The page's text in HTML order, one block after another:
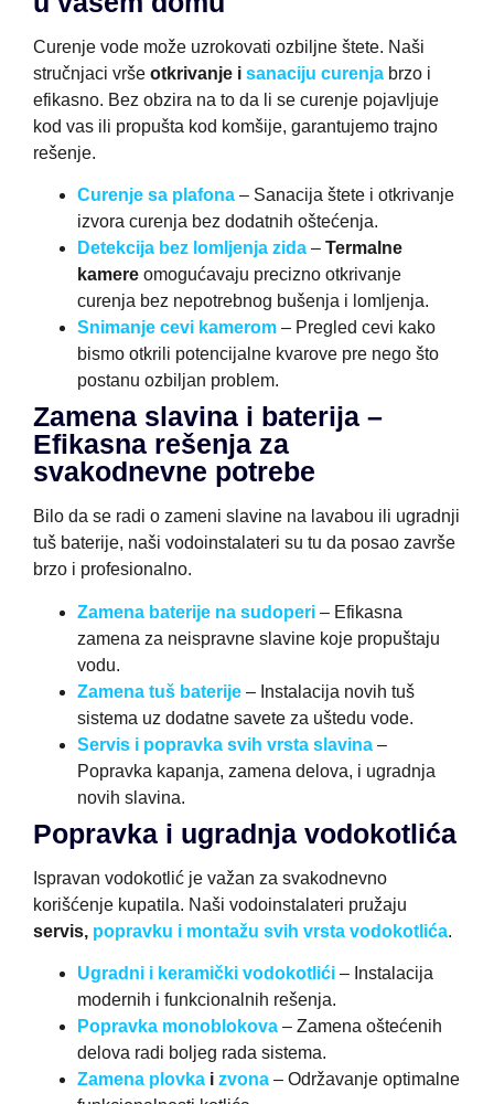
Curenje vode može uzrokovati ozbiljne štete. Naši
stručnjaci vrše otkrivanje i sanaciju curenja brzo i
efikasno. Bez obzira na to da li se curenje pojavljuje
kod vas ili propušta kod komšije, garantujemo trajno
rešenje.
Curenje sa plafona – Sanacija štete i otkrivanje
izvora curenja bez dodatnih oštećenja.
Detekcija bez lomljenja zida – Termalne
kamere omogućavaju precizno otkrivanje
curenja bez nepotrebnog bušenja i lomljenja.
Snimanje cevi kamerom – Pregled cevi kako
bismo otkrili potencijalne kvarove pre nego što
postanu ozbiljan problem.
Zamena slavina i baterija –
Efikasna rešenja za
svakodnevne potrebe
Bilo da se radi o zameni slavine na lavabou ili ugradnji
tuš baterije, naši vodoinstalateri su tu da posao završe
brzo i profesionalno.
Zamena baterije na sudoperi – Efikasna
zamena za neispravne slavine koje propuštaju
vodu.
Zamena tuš baterije – Instalacija novih tuš
sistema uz dodatne savete za uštedu vode.
Servis i popravka svih vrsta slavina –
Popravka kapanja, zamena delova, i ugradnja
novih slavina.
Popravka i ugradnja vodokotlića
Ispravan vodokotlić je važan za svakodnevno
korišćenje kupatila. Naši vodoinstalateri pružaju
servis, popravku i montažu svih vrsta vodokotlića.
Ugradni i keramički vodokotlići – Instalacija
modernih i funkcionalnih rešenja.
Popravka monoblokova – Zamena oštećenih
delova radi boljeg rada sistema.
Zamena plovka i zvona – Održavanje optimalne